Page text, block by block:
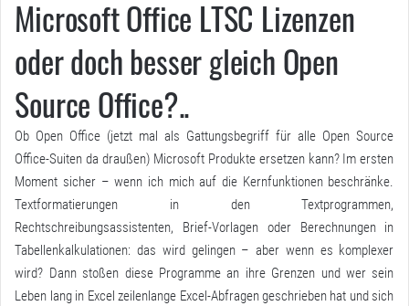
Microsoft Office LTSC Lizenzen
oder doch besser gleich Open
Source Office?..
Ob Open Office (jetzt mal als Gattungsbegriff für alle Open Source
Office-Suiten da draußen) Microsoft Produkte ersetzen kann? Im ersten
Moment sicher – wenn ich mich auf die Kernfunktionen beschränke.
Textformatierungen in den Textprogrammen,
Rechtschreibungsassistenten, Brief-Vorlagen oder Berechnungen in
Tabellenkalkulationen: das wird gelingen – aber wenn es komplexer
wird? Dann stoßen diese Programme an ihre Grenzen und wer sein
Leben lang in Excel zeilenlange Excel-Abfragen geschrieben hat und sich